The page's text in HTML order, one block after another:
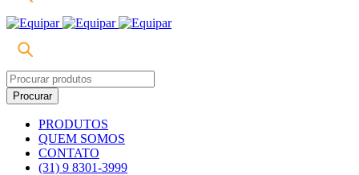
PRODUTOS
QUEM SOMOS
CONTATO
(31) 9 8301-3999